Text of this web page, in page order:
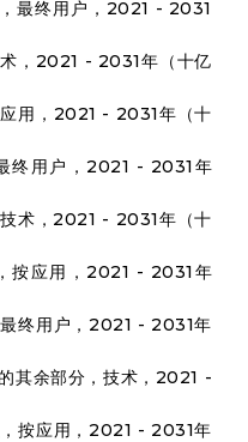
最终用户，2021 - 2031
，2021 - 2031年（十亿
用，2021 - 2031年（十
终用户，2021 - 2031年
术，2021 - 2031年（十
按应用，2021 - 2031年
终用户，2021 - 2031年
其余部分，技术，2021 -
按应用，2021 - 2031年